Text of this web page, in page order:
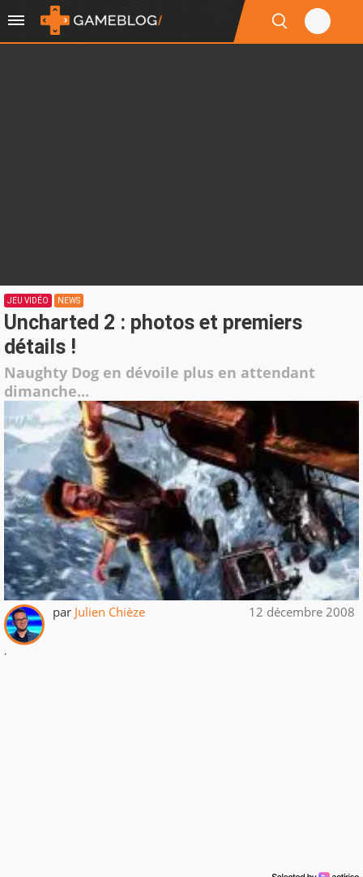
JEU VIDÉO NEWS
Uncharted 2 : photos et premiers
détails !
Naughty Dog en dévoile plus en attendant
dimanche...
par Julien Chièze 12 décembre 2008
.